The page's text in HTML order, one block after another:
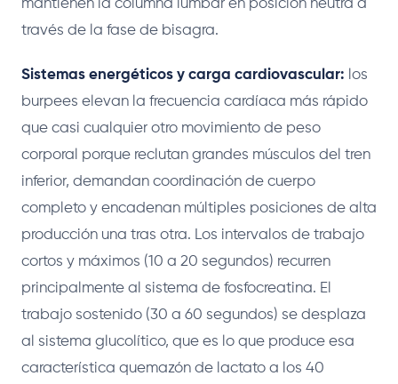
mantienen la columna lumbar en posición neutra a
través de la fase de bisagra.
Sistemas energéticos y carga cardiovascular: los
burpees elevan la frecuencia cardíaca más rápido
que casi cualquier otro movimiento de peso
corporal porque reclutan grandes músculos del tren
inferior, demandan coordinación de cuerpo
completo y encadenan múltiples posiciones de alta
producción una tras otra. Los intervalos de trabajo
cortos y máximos (10 a 20 segundos) recurren
principalmente al sistema de fosfocreatina. El
trabajo sostenido (30 a 60 segundos) se desplaza
al sistema glucolítico, que es lo que produce esa
característica quemazón de lactato a los 40